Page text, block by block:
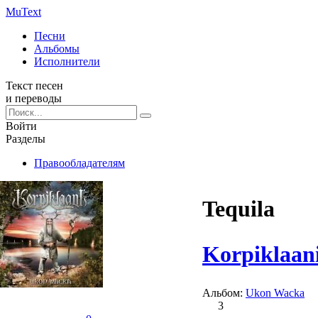
MuText
Песни
Альбомы
Исполнители
Текст песен
и переводы
Войти
Разделы
Правообладателям
Tequila
Альбом: Ukon Wacka
3